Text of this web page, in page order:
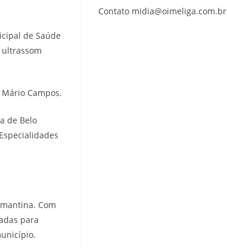
de Saúde
ultrassom
Campos.
de Belo
Com
para
Contato midia@oimeliga.com.br